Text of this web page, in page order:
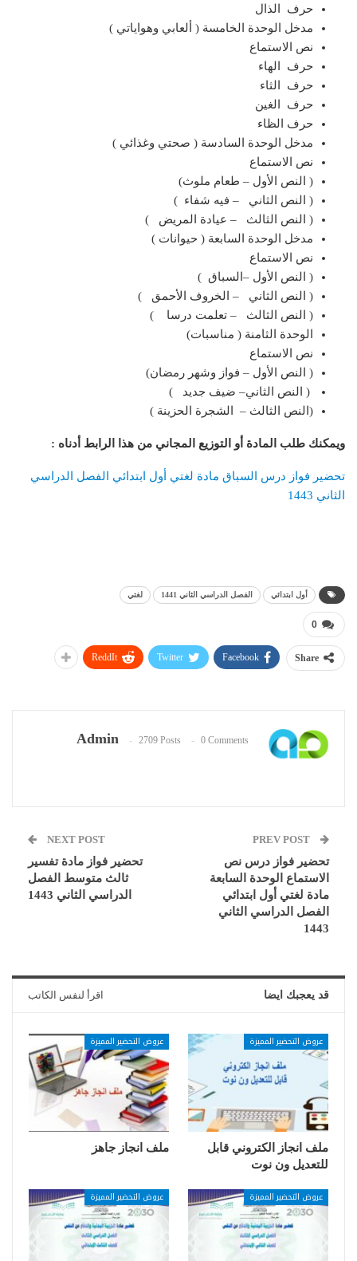
حرف الذال
مدخل الوحدة الخامسة ( ألعابي وهواياتي )
نص الاستماع
حرف الهاء
حرف الثاء
حرف الغين
حرف الظاء
مدخل الوحدة السادسة ( صحتي وغذائي )
نص الاستماع
( النص الأول – طعام ملوث)
( النص الثاني – فيه شفاء )
( النص الثالث – عيادة المريض )
مدخل الوحدة السابعة ( حيوانات )
نص الاستماع
( النص الأول –السباق )
( النص الثاني – الخروف الأحمق )
( النص الثالث – تعلمت درسا )
الوحدة الثامنة ( مناسبات)
نص الاستماع
( النص الأول – فواز وشهر رمضان)
( النص الثاني– ضيف جديد )
(النص الثالث – الشجرة الحزينة )
ويمكنك طلب المادة أو التوزيع المجاني من هذا الرابط أدناه :
تحضير فواز درس السباق مادة لغتي أول ابتدائي الفصل الدراسي
الثاني 1443
أول ابتدائي الفصل الدراسي الثاني 1441 لغتي
0
Share
Facebook
Twitter
ReddIt
Admin 2709 Posts 0 Comments
تحضير فواز درس نص
الاستماع الوحدة السابعة
مادة لغتي أول ابتدائي
الفصل الدراسي الثاني
1443
NEXT POST
تحضير فواز مادة تفسير
ثالث متوسط الفصل
الدراسي الثاني 1443
قد يعجبك ايضا اقرأ لنفس الكاتب
عروض التحضير المميزة
ملف انجاز الكتروني قابل
للتعديل ون نوت
عروض التحضير المميزة
ملف انجاز جاهز
عروض التحضير المميزة عروض التحضير المميزة